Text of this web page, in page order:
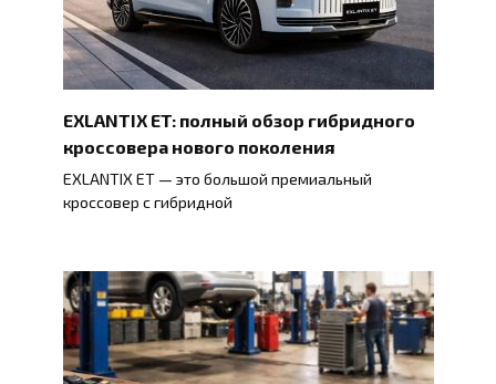
EXLANTIX ET: полный обзор гибридного
кроссовера нового поколения
EXLANTIX ET — это большой премиальный
кроссовер с гибридной